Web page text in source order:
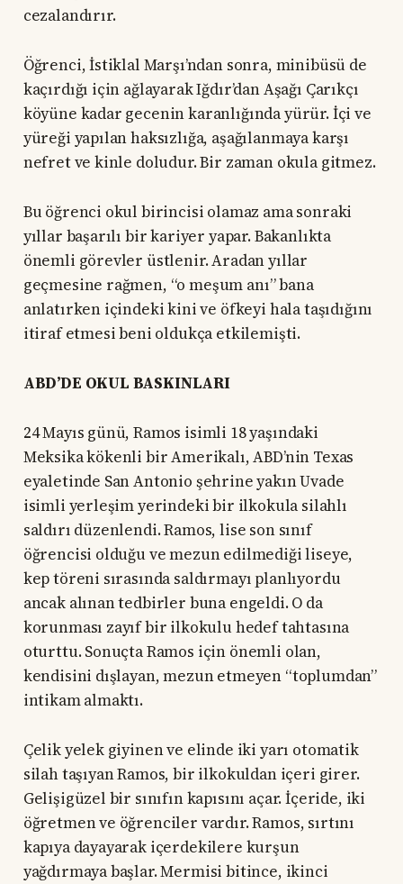
cezalandırır.
Öğrenci, İstiklal Marşı’ndan sonra, minibüsü de
kaçırdığı için ağlayarak Iğdır’dan Aşağı Çarıkçı
köyüne kadar gecenin karanlığında yürür. İçi ve
yüreği yapılan haksızlığa, aşağılanmaya karşı
nefret ve kinle doludur. Bir zaman okula gitmez.
Bu öğrenci okul birincisi olamaz ama sonraki
yıllar başarılı bir kariyer yapar. Bakanlıkta
önemli görevler üstlenir. Aradan yıllar
geçmesine rağmen, “o meşum anı” bana
anlatırken içindeki kini ve öfkeyi hala taşıdığını
itiraf etmesi beni oldukça etkilemişti.
ABD’DE OKUL BASKINLARI
24 Mayıs günü, Ramos isimli 18 yaşındaki
Meksika kökenli bir Amerikalı, ABD’nin Texas
eyaletinde San Antonio şehrine yakın Uvade
isimli yerleşim yerindeki bir ilkokula silahlı
saldırı düzenlendi. Ramos, lise son sınıf
öğrencisi olduğu ve mezun edilmediği liseye,
kep töreni sırasında saldırmayı planlıyordu
ancak alınan tedbirler buna engeldi. O da
korunması zayıf bir ilkokulu hedef tahtasına
oturttu. Sonuçta Ramos için önemli olan,
kendisini dışlayan, mezun etmeyen “toplumdan”
intikam almaktı.
Çelik yelek giyinen ve elinde iki yarı otomatik
silah taşıyan Ramos, bir ilkokuldan içeri girer.
Gelişigüzel bir sınıfın kapısını açar. İçeride, iki
öğretmen ve öğrenciler vardır. Ramos, sırtını
kapıya dayayarak içerdekilere kurşun
yağdırmaya başlar. Mermisi bitince, ikinci